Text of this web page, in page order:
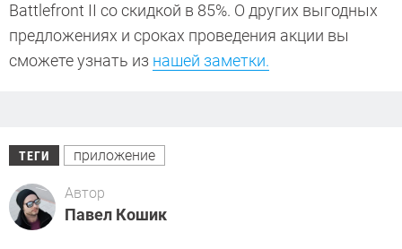
Battlefront II со скидкой в 85%. О других выгодных
предложениях и сроках проведения акции вы
сможете узнать из нашей заметки.
ТЕГИ приложение
Автор
Павел Кошик